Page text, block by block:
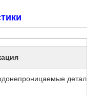
детали